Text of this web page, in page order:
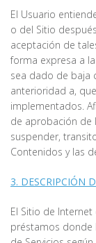
El Usuario
o del Sitio
aceptación de
forma expresa a
sea dado de baja
anterioridad a,
implementados.
de aprobación de
suspender,
Contenidos y las
3. DESCRIPCIÓN
El Sitio de
préstamos donde